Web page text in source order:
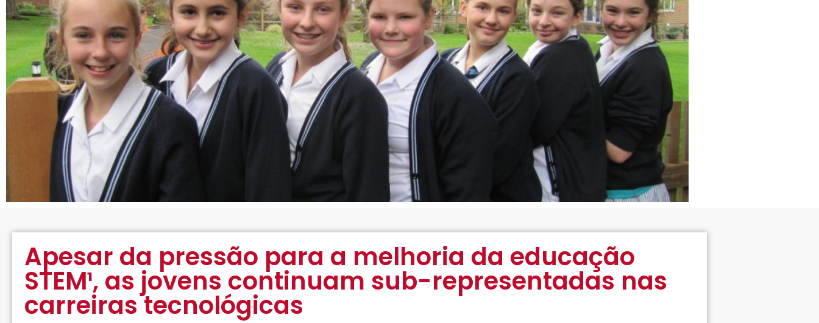
Apesar da pressão para a melhoria da educação
STEM¹, as jovens continuam sub-representadas nas
carreiras tecnológicas